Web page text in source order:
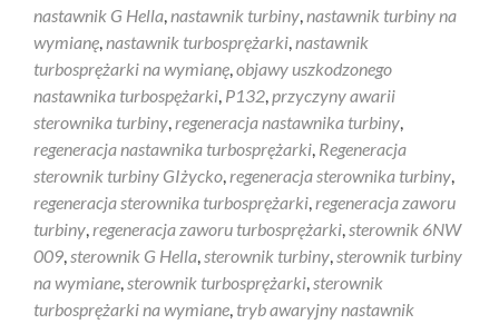
nastawnik G Hella,nastawnik turbiny,nastawnik turbiny na
wymianę,nastawnik turbosprężarki,nastawnik
turbosprężarki na wymianę,objawy uszkodzonego
nastawnika turbospężarki, P132,przyczyny awarii
sterownika turbiny,regeneracja nastawnika turbiny,
regeneracja nastawnika turbosprężarki, Regeneracja
sterownik turbiny GIżycko,regeneracja sterownika turbiny,
regeneracja sterownika turbosprężarki,regeneracja zaworu
turbiny,regeneracja zaworu turbosprężarki,sterownik 6NW
009,sterownik G Hella,sterownik turbiny,sterownik turbiny
na wymiane,sterownik turbosprężarki,sterownik
turbosprężarki na wymiane, tryb awaryjny nastawnik